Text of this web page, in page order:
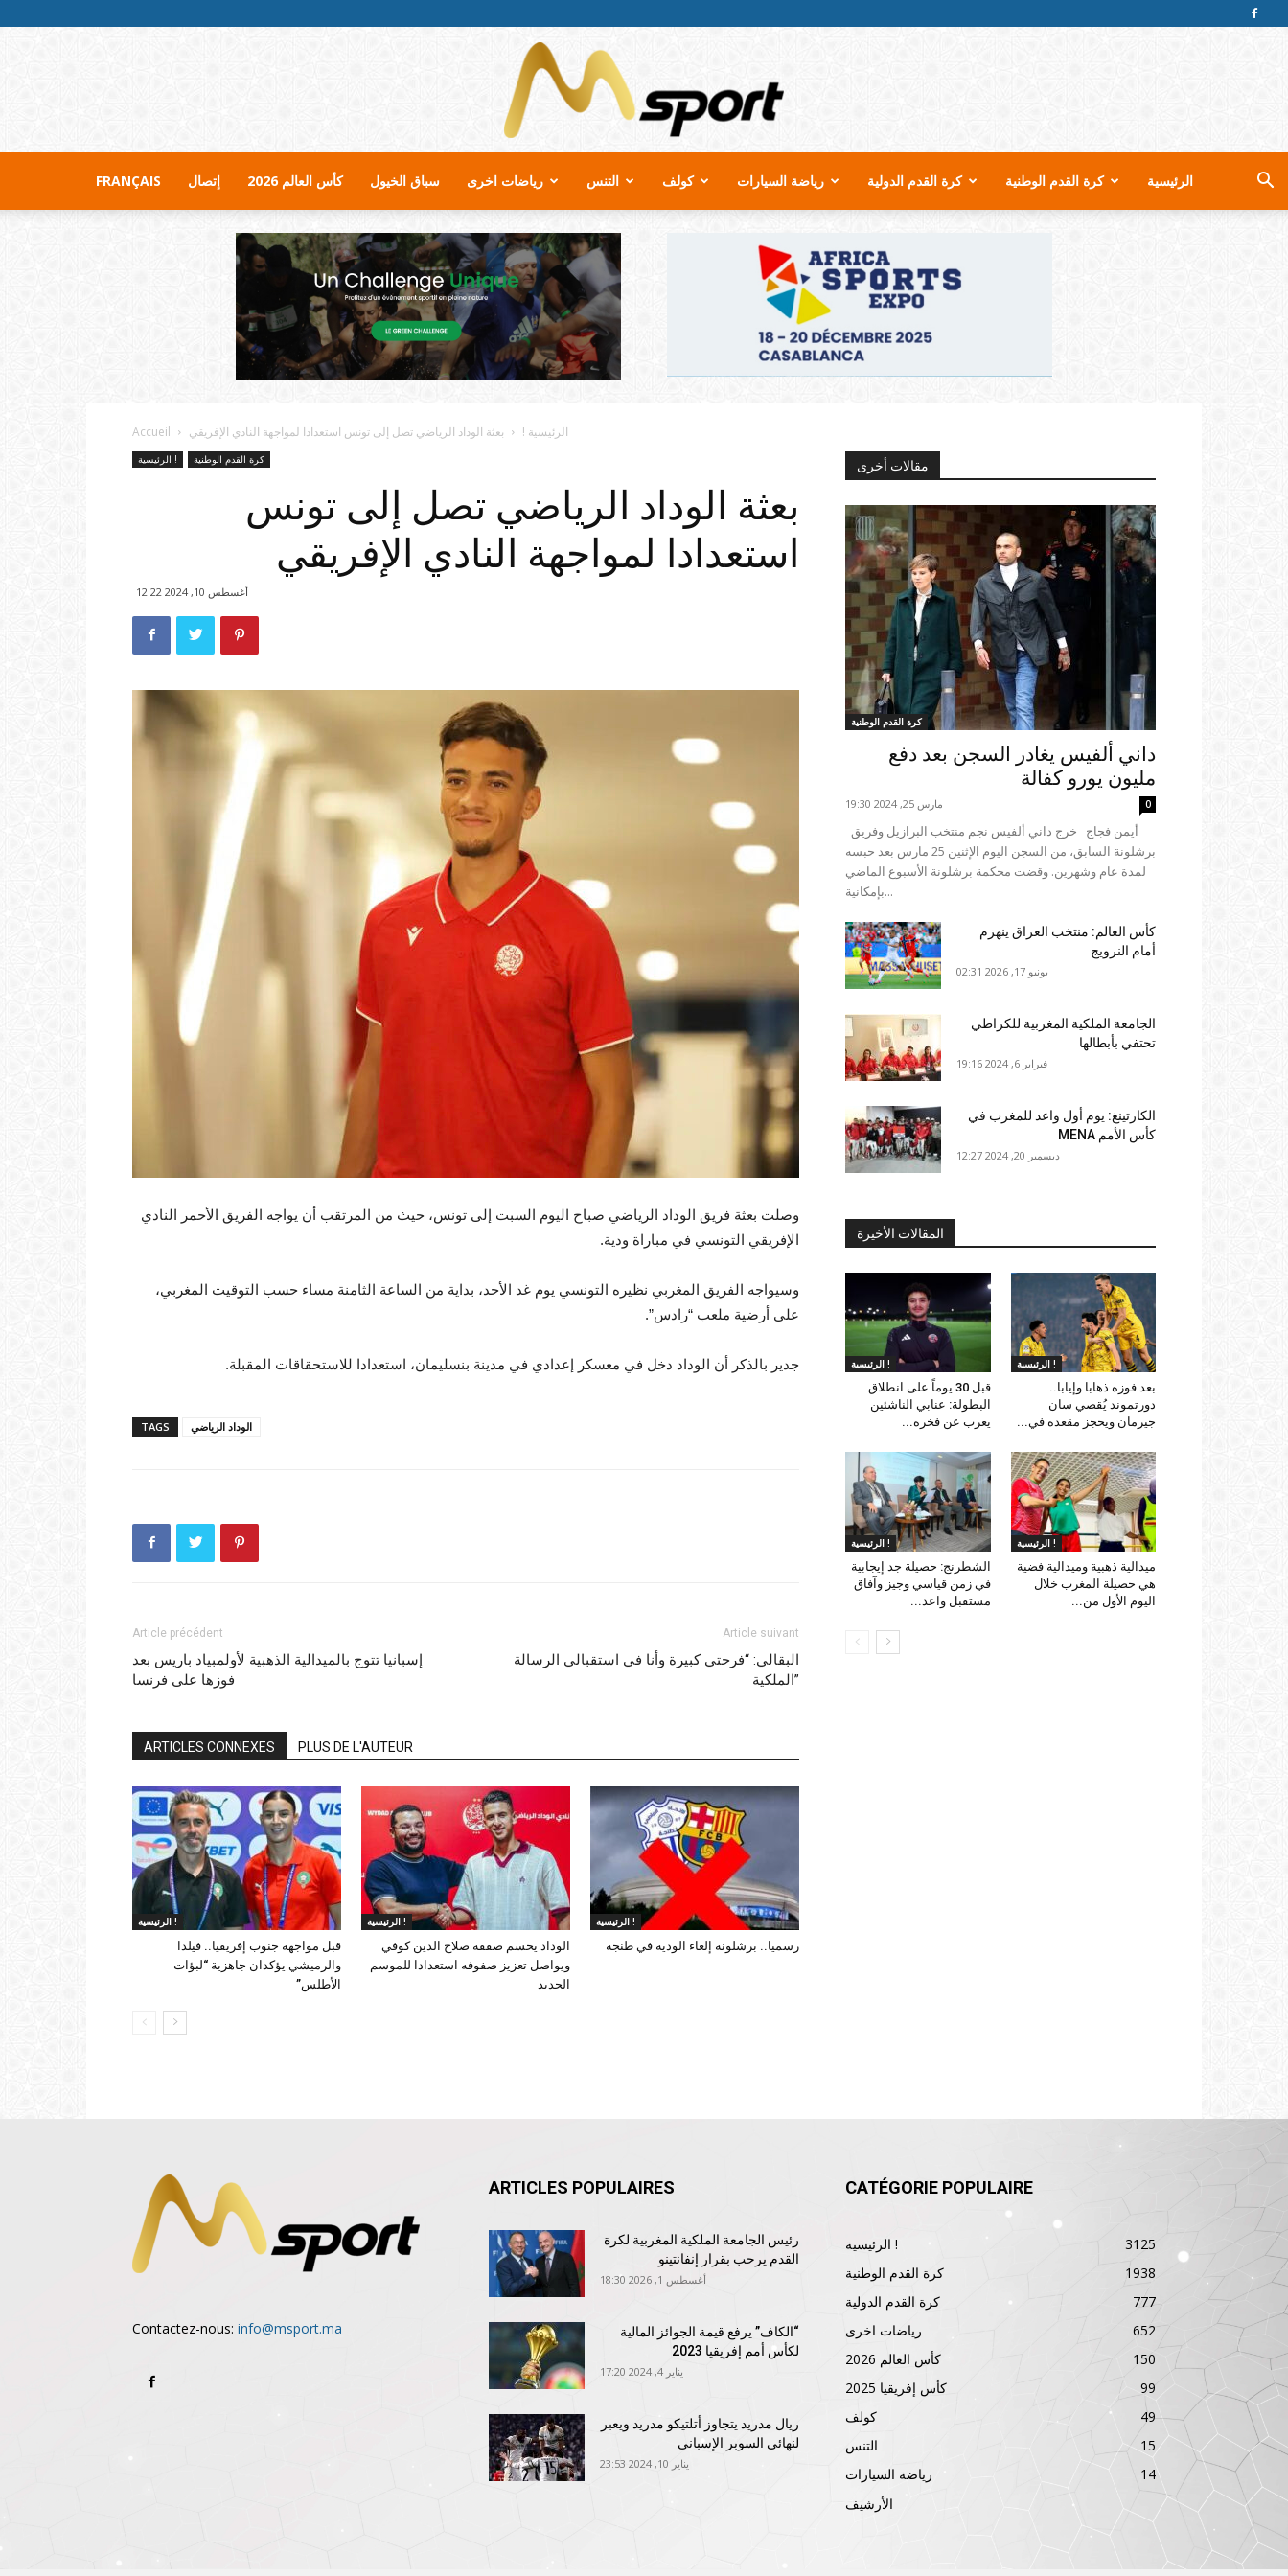
MSport.ma
FRANÇAIS إتصال كأس العالم 2026 سباق الخيول رياضات اخرى التنس كولف رياضة السيارات كرة القدم الدولية كرة القدم الوطنية الرئيسية
Accueil الرئيسية ! بعثة الوداد الرياضي تصل إلى تونس استعدادا لمواجهة النادي الإفريقي
الرئيسية ! كرة القدم الوطنية
بعثة الوداد الرياضي تصل إلى تونس
استعدادا لمواجهة النادي الإفريقي
أغسطس 10, 2024 12:22
وصلت بعثة فريق الوداد الرياضي صباح اليوم السبت إلى تونس، حيث من المرتقب أن يواجه الفريق الأحمر النادي
الإفريقي التونسي في مباراة ودية.
وسيواجه الفريق المغربي نظيره التونسي يوم غد الأحد، بداية من الساعة الثامنة مساء حسب التوقيت المغربي،
على أرضية ملعب “رادس”.
جدير بالذكر أن الوداد دخل في معسكر إعدادي في مدينة بنسليمان، استعدادا للاستحقاقات المقبلة.
TAGS الوداد الرياضي
Article précédent
إسبانيا تتوج بالميدالية الذهبية لأولمبياد باريس بعد
فوزها على فرنسا
Article suivant
البقالي: “فرحتي كبيرة وأنا في استقبالي الرسالة
الملكية”
ARTICLES CONNEXES PLUS DE L'AUTEUR
الرئيسية !
قبل مواجهة جنوب إفريقيا.. فيلدا
والرميشي يؤكدان جاهزية “لبؤات
الأطلس”
الرئيسية !
الوداد يحسم صفقة صلاح الدين كوفي
ويواصل تعزيز صفوفه استعدادا للموسم
الجديد
الرئيسية !
رسميا.. برشلونة إلغاء الودية في طنجة
مقالات أخرى
كرة القدم الوطنية
داني ألفيس يغادر السجن بعد دفع
مليون يورو كفالة
مارس 25, 2024 19:30 0
برشلونة السابق، من السجن اليوم الإثنين 25 مارس بعد حبسه
لمدة عام وشهرين. وقضت محكمة برشلونة الأسبوع الماضي
بإمكانية...
كأس العالم: منتخب العراق ينهزم
أمام النرويج
يونيو 17, 2026 02:31
الجامعة الملكية المغربية للكراطي
تحتفي بأبطالها
فبراير 6, 2024 19:16
الكارتينغ: يوم أول واعد للمغرب في
كأس الأمم MENA
ديسمبر 20, 2024 12:27
المقالات الأخيرة
الرئيسية !
قبل 30 يوماً على انطلاق
البطولة: عنابي الناشئين
يعرب عن فخره...
الرئيسية !
بعد فوزه ذهابا وإيابا..
دورتموند يُقصي سان
جيرمان ويحجز مقعده في...
الرئيسية !
الشطرنج: حصيلة جد إيجابية
في زمن قياسي وجيز وآفاق
مستقبل واعد...
الرئيسية !
ميدالية ذهبية وميدالية فضية
هي حصيلة المغرب خلال
اليوم الأول من...
Contactez-nous: info@msport.ma
ARTICLES POPULAIRES
رئيس الجامعة الملكية المغربية لكرة
القدم يرحب بقرار إنفانتينو
أغسطس 1, 2026 18:30
“الكاف” يرفع قيمة الجوائز المالية
لكأس أمم إفريقيا 2023
يناير 4, 2024 17:20
ريال مدريد يتجاوز أتلتيكو مدريد ويعبر
لنهائي السوبر الإسباني
يناير 10, 2024 23:53
CATÉGORIE POPULAIRE
الرئيسية !
3125
كرة القدم الوطنية
1938
كرة القدم الدولية
777
رياضات اخرى
652
كأس العالم 2026
150
كأس إفريقيا 2025
99
كولف
49
التنس
15
رياضة السيارات
14
الأرشيف